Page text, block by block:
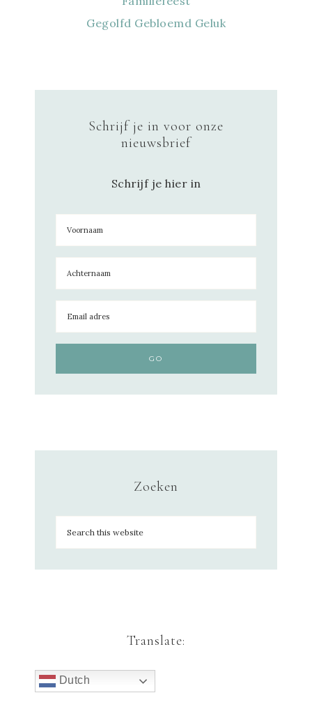
Gegolfd Gebloemd Geluk
Schrijf je in voor onze
nieuwsbrief
Schrijf je hier in
Zoeken
Translate:
Dutch